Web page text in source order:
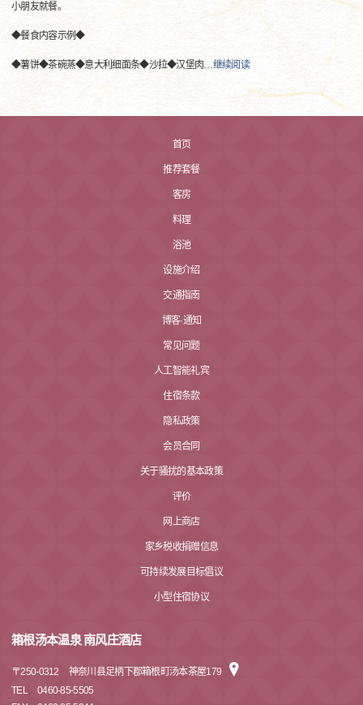
小朋友就餐。
◆餐食内容示例◆
◆薯饼◆茶碗蒸◆意大利细面条◆沙拉◆汉堡肉…继续阅读
首页
推荐套餐
客房
料理
浴池
设施介绍
交通指南
博客·通知
常见问题
人工智能礼宾
住宿条款
隐私政策
会员合同
关于骚扰的基本政策
评价
网上商店
家乡税收捐赠信息
可持续发展目标倡议
小型住宿协议
箱根汤本温泉 南风庄酒店
〒250-0312
神奈川县足柄下郡箱根町汤本茶屋179
TEL
0460-85-5505